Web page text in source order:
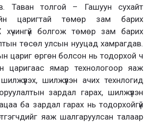
Таван толгой – Гашуун сухайт
царигтай төмөр зам барих
болгож төмөр зам барих
төсөл улсын нууцад хамрагдав.
цариг өргөн болсон нь тодорхой ч
царигаас ямар технологоор яаж
шилжүүлэн ачих технлогид
зардал гарах, шилжүүлэн
ба зардал гарах нь тодорхойгүй
яаж шалгаруулсан талаар